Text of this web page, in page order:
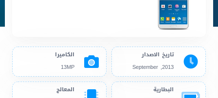
تاريخ الاصدار
2013, September
الكاميرا
13MP
البطارية
المعالج